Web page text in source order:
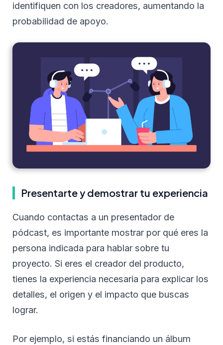
identifiquen con los creadores, aumentando la
probabilidad de apoyo.
Presentarte y demostrar tu experiencia
Cuando contactas a un presentador de
pódcast, es importante mostrar por qué eres la
persona indicada para hablar sobre tu
proyecto. Si eres el creador del producto,
tienes la experiencia necesaria para explicar los
detalles, el origen y el impacto que buscas
lograr.
Por ejemplo, si estás financiando un álbum